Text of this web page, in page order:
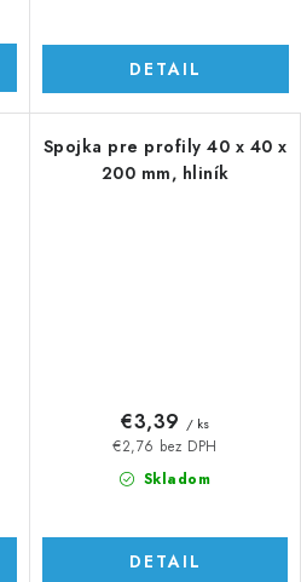
DETAIL
Spojka pre profily 40 x 40 x
200 mm, hliník
Skladom
€2,76 bez DPH
€3,39 / ks
DETAIL